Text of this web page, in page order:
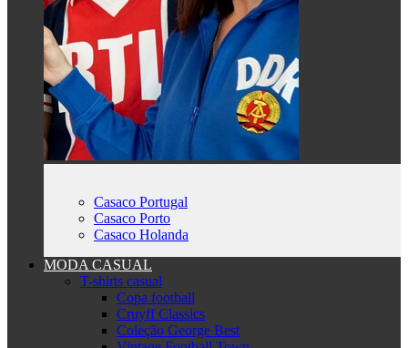
Casaco Portugal
Casaco Porto
Casaco Holanda
MODA CASUAL
T-shirts casual
Copa football
Cruyff Classics
Coleção George Best